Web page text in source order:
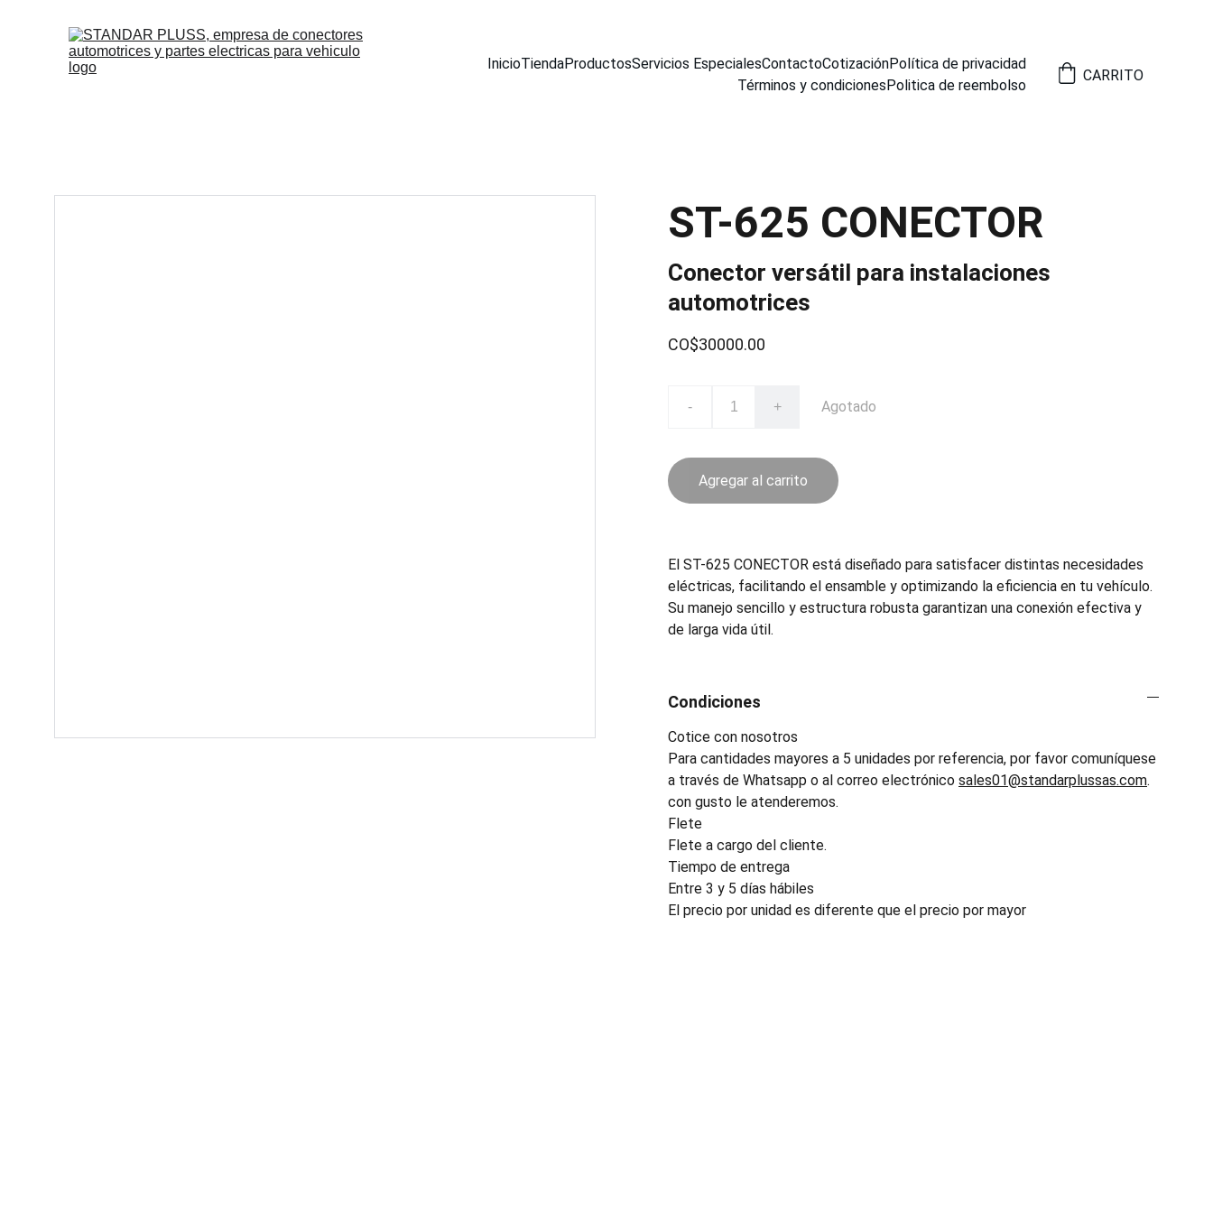
InicioTiendaProductosServicios EspecialesContactoCotizaciónPolítica de privacidad
Términos y condicionesPolitica de reembolso
CARRITO
ST-625 CONECTOR
Conector versátil para instalaciones
automotrices
CO$30000.00
- + Agotado
Agregar al carrito
El ST-625 CONECTOR está diseñado para satisfacer distintas necesidades
eléctricas, facilitando el ensamble y optimizando la eficiencia en tu vehículo.
Su manejo sencillo y estructura robusta garantizan una conexión efectiva y
de larga vida útil.
Condiciones
Cotice con nosotros
Para cantidades mayores a 5 unidades por referencia, por favor comuníquese
a través de Whatsapp o al correo electrónico sales01@standarplussas.com.
con gusto le atenderemos.
Flete
Flete a cargo del cliente.
Tiempo de entrega
Entre 3 y 5 días hábiles
El precio por unidad es diferente que el precio por mayor